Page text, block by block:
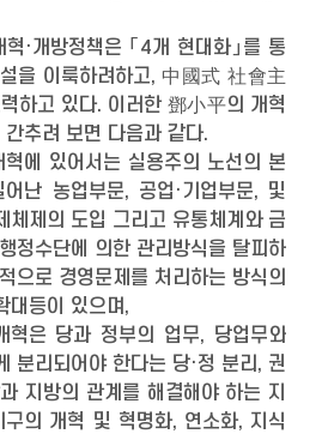
·개방정책은 「4개 현대화」를 통
을 이룩하려하고, 中國式 社會主
하고 있다. 이러한 鄧小平의 개혁
간추려 보면 다음과 같다.
에 있어서는 실용주의 노선의 본
난 농업부문, 공업·기업부문, 및
체제의 도입 그리고 유통체계와 금
정수단에 의한 관리방식을 탈피하
으로 경영문제를 처리하는 방식의
대등이 있으며,
혁은 당과 정부의 업무, 당업무와
분리되어야 한다는 당·정 분리, 권
지방의 관계를 해결해야 하는 지
구의 개혁 및 혁명화, 연소화, 지식